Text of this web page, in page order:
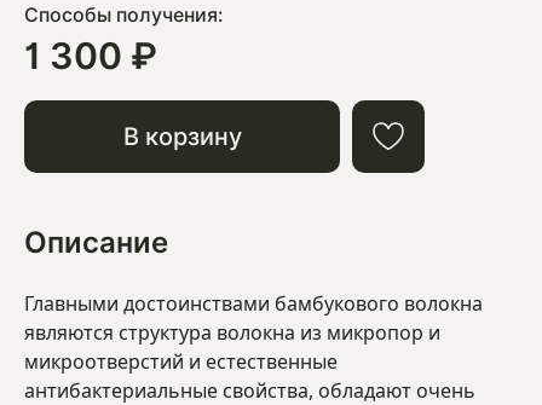
Способы получения:
1 300 ₽
В корзину
Описание
Главными достоинствами бамбукового волокна
являются структура волокна из микропор и
микроотверстий и естественные
антибактериальные свойства, обладают очень